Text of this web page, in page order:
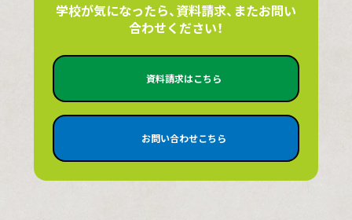
学校が気になったら、資料請求、またお問い
合わせください！
資料請求はこちら
お問い合わせこちら